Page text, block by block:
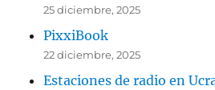
25 diciembre, 2025
PixxiBook
22 diciembre, 2025
Estaciones de radio en